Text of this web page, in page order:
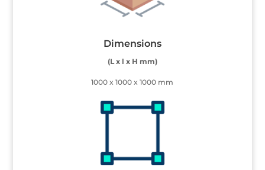
Dimensions
(L x l x H mm)
1000 x 1000 x 1000 mm